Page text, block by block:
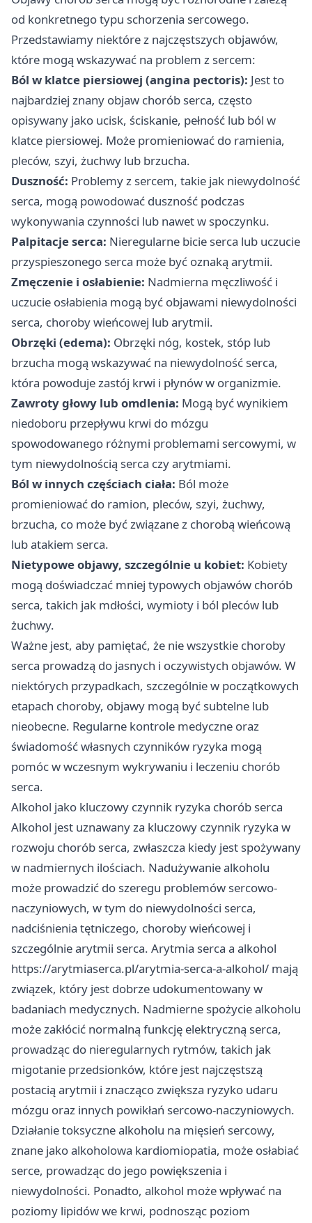
od konkretnego typu schorzenia sercowego.
Przedstawiamy niektóre z najczęstszych objawów,
które mogą wskazywać na problem z sercem:
Ból w klatce piersiowej (angina pectoris): Jest to
najbardziej znany objaw chorób serca, często
opisywany jako ucisk, ściskanie, pełność lub ból w
klatce piersiowej. Może promieniować do ramienia,
pleców, szyi, żuchwy lub brzucha.
Duszność: Problemy z sercem, takie jak niewydolność
serca, mogą powodować duszność podczas
wykonywania czynności lub nawet w spoczynku.
Palpitacje serca: Nieregularne bicie serca lub uczucie
przyspieszonego serca może być oznaką arytmii.
Zmęczenie i osłabienie: Nadmierna męczliwość i
uczucie osłabienia mogą być objawami niewydolności
serca, choroby wieńcowej lub arytmii.
Obrzęki (edema): Obrzęki nóg, kostek, stóp lub
brzucha mogą wskazywać na niewydolność serca,
która powoduje zastój krwi i płynów w organizmie.
Zawroty głowy lub omdlenia: Mogą być wynikiem
niedoboru przepływu krwi do mózgu
spowodowanego różnymi problemami sercowymi, w
tym niewydolnością serca czy arytmiami.
Ból w innych częściach ciała: Ból może
promieniować do ramion, pleców, szyi, żuchwy,
brzucha, co może być związane z chorobą wieńcową
lub atakiem serca.
Nietypowe objawy, szczególnie u kobiet: Kobiety
mogą doświadczać mniej typowych objawów chorób
serca, takich jak mdłości, wymioty i ból pleców lub
żuchwy.
Ważne jest, aby pamiętać, że nie wszystkie choroby
serca prowadzą do jasnych i oczywistych objawów. W
niektórych przypadkach, szczególnie w początkowych
etapach choroby, objawy mogą być subtelne lub
nieobecne. Regularne kontrole medyczne oraz
świadomość własnych czynników ryzyka mogą
pomóc w wczesnym wykrywaniu i leczeniu chorób
serca.
Alkohol jako kluczowy czynnik ryzyka chorób serca
Alkohol jest uznawany za kluczowy czynnik ryzyka w
rozwoju chorób serca, zwłaszcza kiedy jest spożywany
w nadmiernych ilościach. Nadużywanie alkoholu
może prowadzić do szeregu problemów sercowo-
naczyniowych, w tym do niewydolności serca,
nadciśnienia tętniczego, choroby wieńcowej i
szczególnie arytmii serca. Arytmia serca a alkohol
https://arytmiaserca.pl/arytmia-serca-a-alkohol/ mają
związek, który jest dobrze udokumentowany w
badaniach medycznych. Nadmierne spożycie alkoholu
może zakłócić normalną funkcję elektryczną serca,
prowadząc do nieregularnych rytmów, takich jak
migotanie przedsionków, które jest najczęstszą
postacią arytmii i znacząco zwiększa ryzyko udaru
mózgu oraz innych powikłań sercowo-naczyniowych.
Działanie toksyczne alkoholu na mięsień sercowy,
znane jako alkoholowa kardiomiopatia, może osłabiać
serce, prowadząc do jego powiększenia i
niewydolności. Ponadto, alkohol może wpływać na
poziomy lipidów we krwi, podnosząc poziom